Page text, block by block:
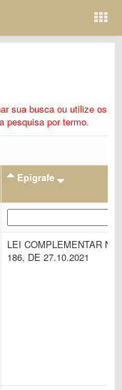
sua busca ou utilize os
pesquisa por termo.
Epigrafe
LEI COMPLEMENTAR N.
186, DE 27.10.2021